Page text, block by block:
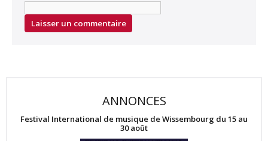
ANNONCES
Festival International de musique de Wissembourg du 15 au
30 août